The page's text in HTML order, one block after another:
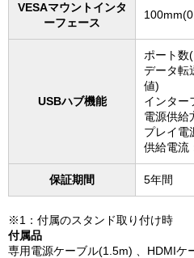
VESAマウントインタ
ーフェース
USBハブ機能
ポート数
データ転
値)
インター
電源供給
プレイ電
供給電流
保証期間 5年間
※1：付属のスタンド取り付け時
付属品
専用電源ケーブル(1.5m) 、HDMIケ